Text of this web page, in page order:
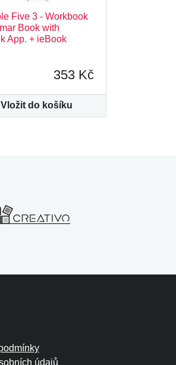
Five 3 - Workbook
Book with
App. + ieBook
353 Kč
Vložit do košíku
údajů